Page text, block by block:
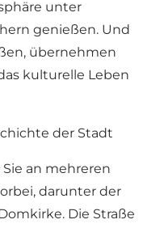
unter
genießen. Und
übernehmen
kulturelle Leben
der Stadt
an mehreren
darunter der
Die Straße